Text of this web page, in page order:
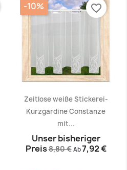
Zeitlose weiße Stickerei-
Kurzgardine Constanze
mit...
Unser bisheriger
Preis8,80 € Ab7,92 €
-10% favorite_border